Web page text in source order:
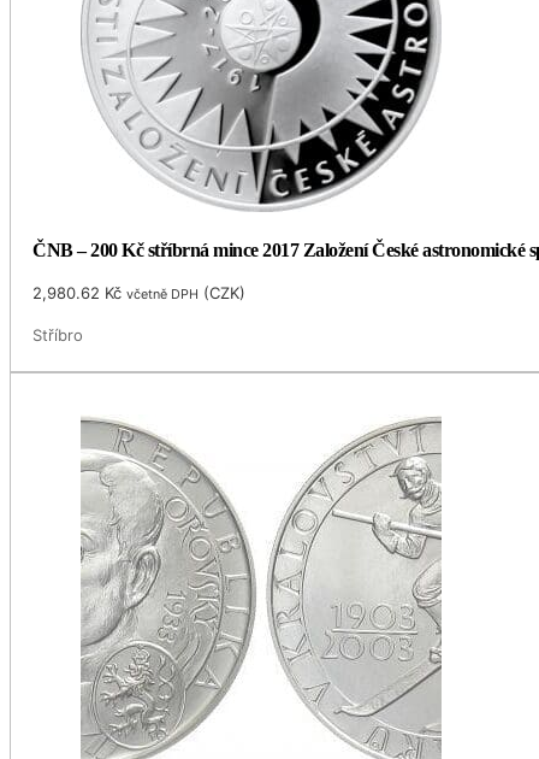
ČNB – 200 Kč stříbrná mince 2017 Založení České astronomické
2,980.62 Kč včetně DPH (CZK)
Stříbro